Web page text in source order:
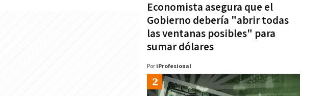
Economista asegura que el
Gobierno debería "abrir todas
las ventanas posibles" para
sumar dólares
Por iProfesional